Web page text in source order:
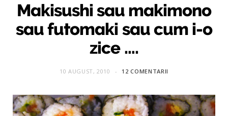
Makisushi sau makimono
sau futomaki sau cum i-o
zice ….
10 AUGUST, 2010 12 COMENTARII